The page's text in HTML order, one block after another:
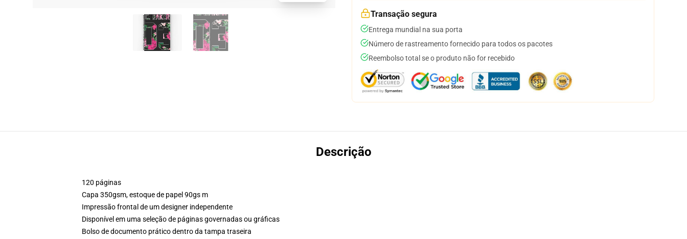
Transação segura
Entrega mundial na sua porta
Número de rastreamento fornecido para todos os pacotes
Reembolso total se o produto não for recebido
Descrição
120 páginas
Capa 350gsm, estoque de papel 90gs m
Impressão frontal de um designer independente
Disponível em uma seleção de páginas governadas ou gráficas
Bolso de documento prático dentro da tampa traseira